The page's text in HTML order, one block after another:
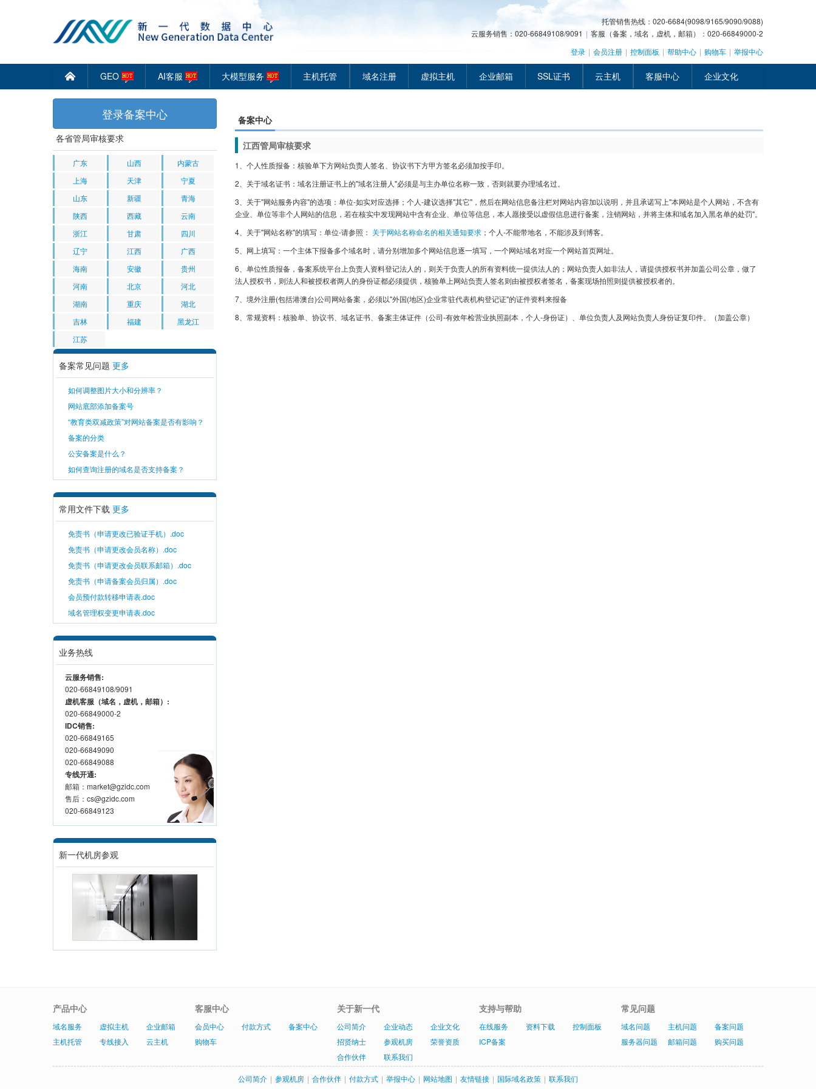
托管销售热线：020-6684(9098/9165/9090/9088)
云服务销售：020-66849108/9091 | 客服（备案，域名，虚机，邮箱）：020-66849000-2
登录 | 会员注册 | 控制面板 | 帮助中心 | 购物车 | 举报中心
󰄫 GEO AI客服 大模型服务 主机托管 域名注册 虚拟主机 企业邮箱 SSL证书 云主机 客服中心 企业文化
登录备案中心
各省管局审核要求
广东 山西
内蒙古
上海
天津
宁夏
山东
新疆
青海
陕西
西藏
云南
浙江
甘肃
四川
辽宁
江西
广西
海南
安徽
贵州
河南
北京
河北
湖南
重庆
湖北
吉林
福建
黑龙江
江苏
备案常见问题 更多
如何调整图片大小和分辨率？
网站底部添加备案号
“教育类双减政策”对网站备案是否有影响？
备案的分类
公安备案是什么？
如何查询注册的域名是否支持备案？
常用文件下载 更多
免责书（申请更改已验证手机）.doc
免责书（申请更改会员名称）.doc
免责书（申请更改会员联系邮箱）.doc
免责书（申请备案会员归属）.doc
会员预付款转移申请表.doc
域名管理权变更申请表.doc
业务热线
云服务销售:
020-66849108/9091
虚机客服（域名，虚机，邮箱）:
020-66849000-2
IDC销售:
020-66849165
020-66849090
020-66849088
专线开通:
邮箱：market@gzidc.com
售后：cs@gzidc.com
020-66849123
新一代机房参观
备案中心
江西管局审核要求
1、个人性质报备：核验单下方网站负责人签名、协议书下方甲方签名必须加按手印。
2、关于域名证书：域名注册证书上的"域名注册人"必须是与主办单位名称一致，否则就要办理域名过。
3、关于"网站服务内容"的选项：单位-如实对应选择；个人-建议选择"其它"，然后在网站信息备注栏对网站内容加以说明，并且承诺写上"本网站是个人网站，不含有
企业、单位等非个人网站的信息，若在核实中发现网站中含有企业、单位等信息，本人愿接受以虚假信息进行备案，注销网站，并将主体和域名加入黑名单的处罚"。
4、关于"网站名称"的填写：单位-请参照： 关于网站名称命名的相关通知要求 ；个人-不能带地名，不能涉及到博客。
5、网上填写：一个主体下报备多个域名时，请分别增加多个网站信息逐一填写，一个网站域名对应一个网站首页网址。
6、单位性质报备，备案系统平台上负责人资料登记法人的，则关于负责人的所有资料统一提供法人的；网站负责人如非法人，请提供授权书并加盖公司公章，做了
法人授权书，则法人和被授权者两人的身份证都必须提供，核验单上网站负责人签名则由被授权者签名，备案现场拍照则提供被授权者的。
7、境外注册(包括港澳台)公司网站备案，必须以"外国(地区)企业常驻代表机构登记证"的证件资料来报备
8、常规资料：核验单、协议书、域名证书、备案主体证件（公司-有效年检营业执照副本，个人-身份证）、单位负责人及网站负责人身份证复印件。（加盖公章）
产品中心
域名服务 虚拟主机
企业邮箱
主机托管
专线接入 云主机
客服中心
会员中心 付款方式
备案中心
购物车
关于新一代
公司简介 企业动态
企业文化
招贤纳士
参观机房
荣誉资质
合作伙伴
联系我们
支持与帮助
在线服务 资料下载
控制面板
ICP备案
常见问题
域名问题 主机问题
备案问题
服务器问题
邮箱问题 购买问题
公司简介 | 参观机房 | 合作伙伴 | 付款方式 | 举报中心 | 网站地图 | 友情链接 | 国际域名政策 | 联系我们